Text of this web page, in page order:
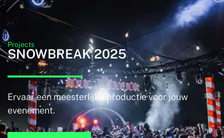
Projects
SNOWBREAK 2025
Ervaar een meesterlijke productie voor jouw
evenement.